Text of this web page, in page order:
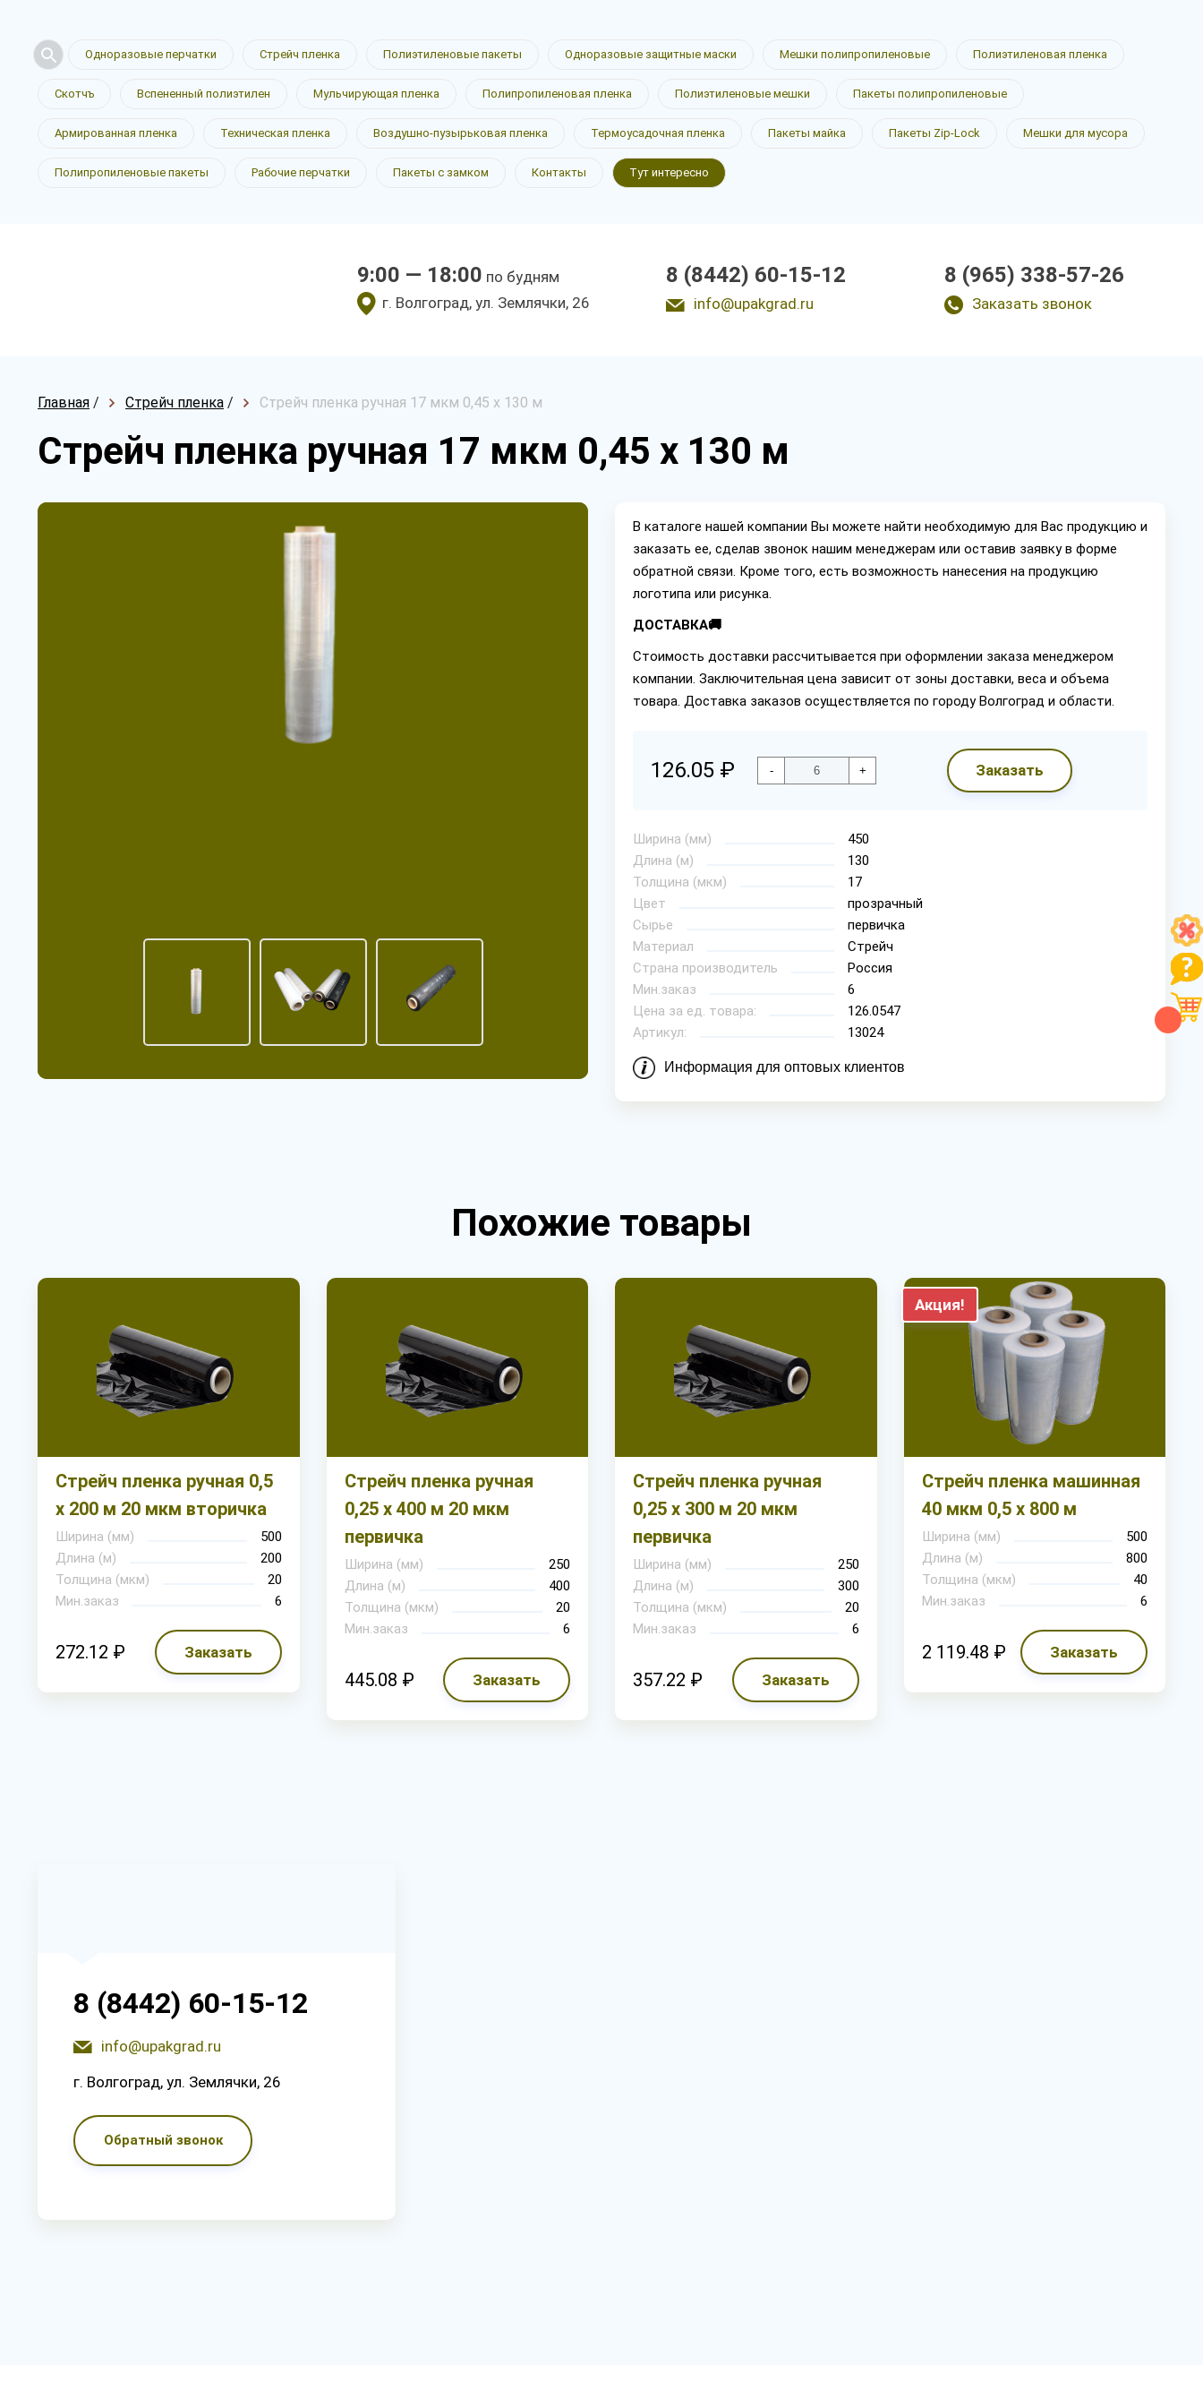
Одноразовые перчатки Стрейч пленка Полиэтиленовые пакеты Одноразовые защитные маски Мешки полипропиленовые Полиэтиленовая пленка
Скотчъ Вспененный полиэтилен Мульчирующая пленка Полипропиленовая пленка Полиэтиленовые мешки Пакеты полипропиленовые
Армированная пленка Техническая пленка Воздушно-пузырьковая пленка Термоусадочная пленка Пакеты майка Пакеты Zip-Lock Мешки для мусора
Полипропиленовые пакеты Рабочие перчатки Пакеты с замком Контакты Тут интересно
9:00 — 18:00 по будням
г. Волгоград, ул. Землячки, 26
8 (8442) 60-15-12
info@upakgrad.ru
8 (965) 338-57-26
Заказать звонок
Главная / Стрейч пленка / Стрейч пленка ручная 17 мкм 0,45 х 130 м
Стрейч пленка ручная 17 мкм 0,45 х 130 м
В каталоге нашей компании Вы можете найти необходимую для Вас продукцию и
заказать ее, сделав звонок нашим менеджерам или оставив заявку в форме
обратной связи. Кроме того, есть возможность нанесения на продукцию
логотипа или рисунка.
ДОСТАВКА🚚
Стоимость доставки рассчитывается при оформлении заказа менеджером
компании. Заключительная цена зависит от зоны доставки, веса и объема
товара. Доставка заказов осуществляется по городу Волгоград и области.
126.05 ₽ - + Заказать
Ширина (мм)
450
Длина (м)
130
Толщина (мкм)
17
Цвет
прозрачный
Сырье
первичка
Материал
Стрейч
Страна производитель
Россия
Мин.заказ
6
Цена за ед. товара:
126.0547
Артикул:
13024
Информация для оптовых клиентов
Похожие товары
Стрейч пленка ручная 0,5
х 200 м 20 мкм вторичка
Ширина (мм)
500
Длина (м)
200
Толщина (мкм)
20
Мин.заказ
6
272.12 ₽ Заказать
Стрейч пленка ручная
0,25 х 400 м 20 мкм
первичка
Ширина (мм)
250
Длина (м)
400
Толщина (мкм)
20
Мин.заказ
6
445.08 ₽ Заказать
Стрейч пленка ручная
0,25 х 300 м 20 мкм
первичка
Ширина (мм)
250
Длина (м)
300
Толщина (мкм)
20
Мин.заказ
6
357.22 ₽ Заказать
Акция!
Стрейч пленка машинная
40 мкм 0,5 х 800 м
Ширина (мм)
500
Длина (м)
800
Толщина (мкм)
40
Мин.заказ
6
2 119.48 ₽ Заказать
8 (8442) 60-15-12
info@upakgrad.ru
г. Волгоград, ул. Землячки, 26
Обратный звонок